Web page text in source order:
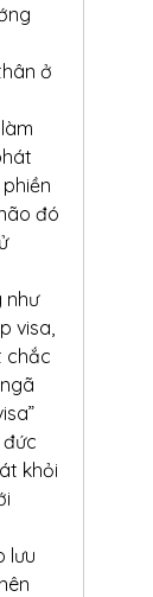
ở
đó
như
visa,
chắc
khỏi
lưu